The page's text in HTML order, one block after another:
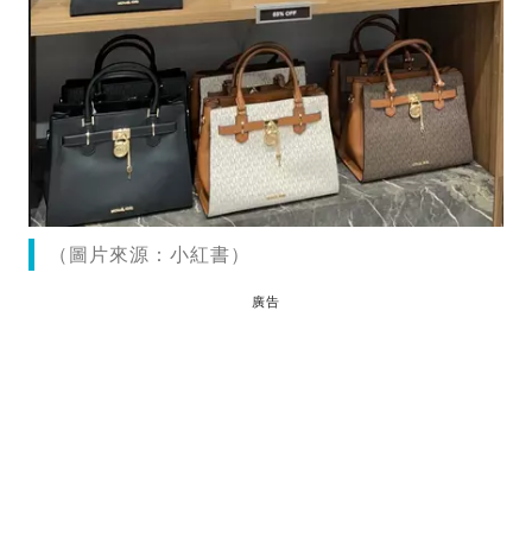
（圖片來源：小紅書）
廣告